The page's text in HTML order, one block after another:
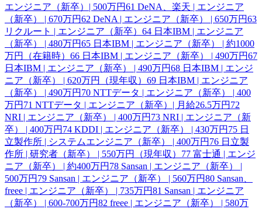
エンジニア（新卒）| 500万円61 DeNA、楽天 | エンジニア
（新卒） | 670万円62 DeNA | エンジニア（新卒） | 650万円63
リクルート | エンジニア（新卒） 64 日本IBM | エンジニア
（新卒） | 480万円65 日本IBM | エンジニア（新卒） | 約1000
万円（在籍時） 66 日本IBM | エンジニア（新卒） | 490万円67
日本IBM | エンジニア（新卒） | 490万円68 日本IBM | エンジ
ニア（新卒） | 620万円（現年収） 69 日本IBM | エンジニア
（新卒） | 490万円 70 NTTデータ | エンジニア（新卒） | 400
万円 71 NTTデータ | エンジニア（新卒）| 月給26.5万円 72
NRI | エンジニア（新卒） | 400万円 73 NRI | エンジニア（新
卒） | 400万円 74 KDDI | エンジニア（新卒） | 430万円 75 日
立製作所 | システムエンジニア（新卒） | 400万円 76 日立製
作所 | 研究者（新卒） | 550万円（現年収） 77 富士通 | エンジ
ニア（新卒） | 約400万円 78 Sansan | エンジニア（新卒） |
500万円 79 Sansan | エンジニア（新卒） | 560万円80 Sansan、
freee | エンジニア（新卒） | 735万円81 Sansan | エンジニア
（新卒） | 600-700万円82 freee | エンジニア（新卒） | 580万